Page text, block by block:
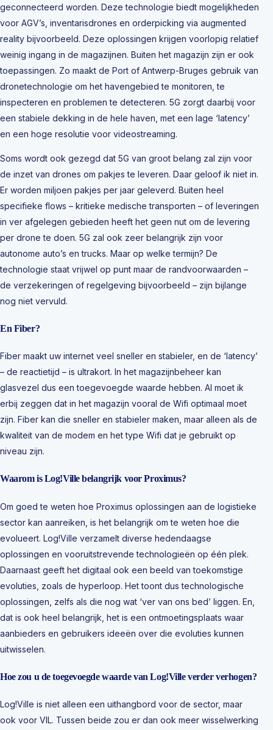
geconnecteerd worden. Deze technologie biedt mogelijkheden
voor AGV’s, inventarisdrones en orderpicking via augmented
reality bijvoorbeeld. Deze oplossingen krijgen voorlopig relatief
weinig ingang in de magazijnen. Buiten het magazijn zijn er ook
toepassingen. Zo maakt de Port of Antwerp-Bruges gebruik van
dronetechnologie om het havengebied te monitoren, te
inspecteren en problemen te detecteren. 5G zorgt daarbij voor
een stabiele dekking in de hele haven, met een lage ‘latency’
en een hoge resolutie voor videostreaming.
Soms wordt ook gezegd dat 5G van groot belang zal zijn voor
de inzet van drones om pakjes te leveren. Daar geloof ik niet in.
Er worden miljoen pakjes per jaar geleverd. Buiten heel
specifieke flows – kritieke medische transporten – of leveringen
in ver afgelegen gebieden heeft het geen nut om de levering
per drone te doen. 5G zal ook zeer belangrijk zijn voor
autonome auto’s en trucks. Maar op welke termijn? De
technologie staat vrijwel op punt maar de randvoorwaarden –
de verzekeringen of regelgeving bijvoorbeeld – zijn bijlange
nog niet vervuld.
En Fiber?
Fiber maakt uw internet veel sneller en stabieler, en de ‘latency’
– de reactietijd – is ultrakort. In het magazijnbeheer kan
glasvezel dus een toegevoegde waarde hebben. Al moet ik
erbij zeggen dat in het magazijn vooral de Wifi optimaal moet
zijn. Fiber kan die sneller en stabieler maken, maar alleen als de
kwaliteit van de modem en het type Wifi dat je gebruikt op
niveau zijn.
Waarom is Log!Ville belangrijk voor Proximus?
Om goed te weten hoe Proximus oplossingen aan de logistieke
sector kan aanreiken, is het belangrijk om te weten hoe die
evolueert. Log!Ville verzamelt diverse hedendaagse
oplossingen en vooruitstrevende technologieën op één plek.
Daarnaast geeft het digitaal ook een beeld van toekomstige
evoluties, zoals de hyperloop. Het toont dus technologische
oplossingen, zelfs als die nog wat ‘ver van ons bed’ liggen. En,
dat is ook heel belangrijk, het is een ontmoetingsplaats waar
aanbieders en gebruikers ideeën over die evoluties kunnen
uitwisselen.
Hoe zou u de toegevoegde waarde van Log!Ville verder verhogen?
Log!Ville is niet alleen een uithangbord voor de sector, maar
ook voor VIL. Tussen beide zou er dan ook meer wisselwerking